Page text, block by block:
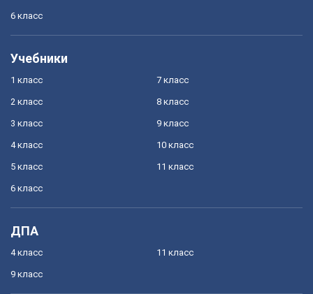
6 класс
Учебники
1 класс
2 класс
3 класс
4 класс
5 класс
6 класс
7 класс
8 класс
9 класс
10 класс
11 класс
ДПА
4 класс
9 класс
11 класс